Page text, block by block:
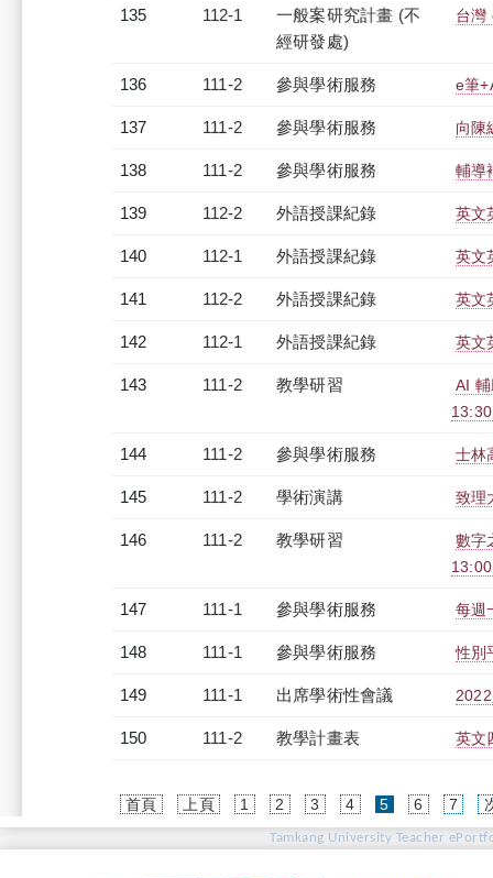
135 112-1
一般案研究計畫 (不
經研發處)
台灣
136 111-2 參與學術服務 e筆
137 111-2 參與學術服務 向陳
138 111-2 參與學術服務 輔導
139 112-2 外語授課紀錄 英文
140 112-1 外語授課紀錄 英文
141 112-2 外語授課紀錄 英文
142 112-1 外語授課紀錄 英文
143 111-2 教學研習
AI
144 111-2 參與學術服務 士林
145 111-2 學術演講 致理
146 111-2 教學研習
數字
147 111-1 參與學術服務 每週
148 111-1 參與學術服務 性別
149 111-1 出席學術性會議
150 111-2 教學計畫表 英文
首頁 上頁 1 2 3 4 5(current)
6 7
Tamkang University Teacher